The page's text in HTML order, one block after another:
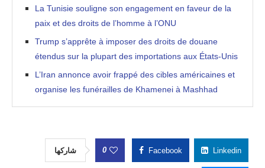
La Tunisie souligne son engagement en faveur de la
paix et des droits de l’homme à l’ONU
Trump s’apprête à imposer des droits de douane
étendus sur la plupart des importations aux États-Unis
L’Iran annonce avoir frappé des cibles américaines et
organise les funérailles de Khamenei à Mashhad
شاركها 0 Facebook Linkedin